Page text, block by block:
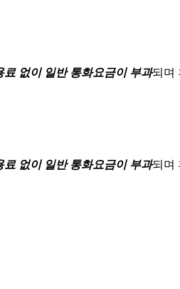
료 없이 일반 통화요금이 부과되며
료 없이 일반 통화요금이 부과되며